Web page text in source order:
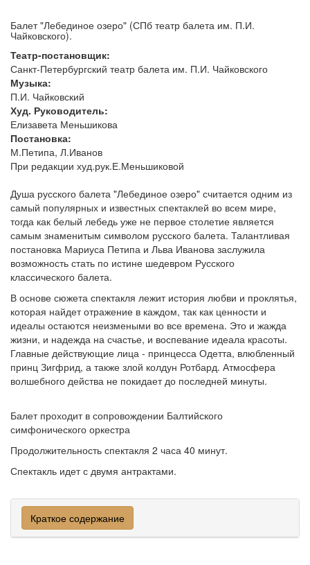
Балет "Лебединое озеро" (СПб театр балета им. П.И.
Чайковского).
Театр-постановщик:
Санкт-Петербургский театр балета им. П.И. Чайковского
Музыка:
П.И. Чайковский
Худ. Руководитель:
Елизавета Меньшикова
Постановка:
М.Петипа, Л.Иванов
При редакции худ.рук.Е.Меньшиковой
Душа русского балета "Лебединое озеро" считается одним из
самый популярных и известных спектаклей во всем мире,
тогда как белый лебедь уже не первое столетие является
самым знаменитым символом русского балета. Талантливая
постановка Мариуса Петипа и Льва Иванова заслужила
возможность стать по истине шедевром Русского
классического балета.
В основе сюжета спектакля лежит история любви и проклятья,
которая найдет отражение в каждом, так как ценности и
идеалы остаются неизмеными во все времена. Это и жажда
жизни, и надежда на счастье, и воспевание идеала красоты.
Главные действующие лица - принцесса Одетта, влюбленный
принц Зигфрид, а также злой колдун Ротбард. Атмосфера
волшебного действа не покидает до последней минуты.
Балет проходит в сопровождении Балтийского
симфонического оркестра
Продолжительность спектакля 2 часа 40 минут.
Спектакль идет с двумя антрактами.
Краткое содержание